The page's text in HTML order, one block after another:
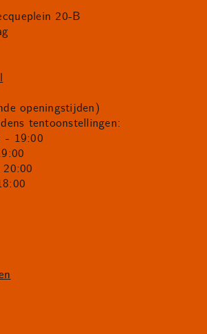
20-B
openingstijden)
tentoonstellingen:
- 19:00